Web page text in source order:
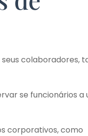
colaboradores,
se funcionários a
corporativos, como